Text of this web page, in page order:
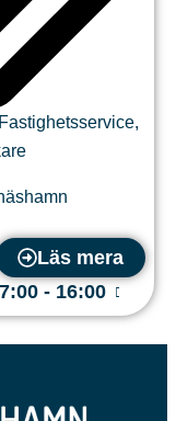
Fastighetsservice,
Läs mera
- 16:00